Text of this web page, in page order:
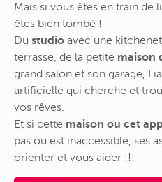
Mais si vous êtes en train de
êtes bien tombé !
Du studio avec une
terrasse, de la petite maison
grand salon et son garage,
artificielle qui cherche et
vos rêves.
Et si cette maison ou cet
pas ou est inaccessible, ses
orienter et vous aider !!!